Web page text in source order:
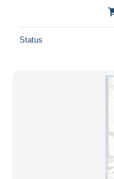
Status